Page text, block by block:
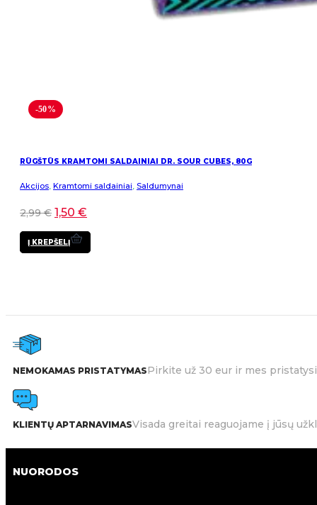
-50%
RŪGŠTŪS KRAMTOMI SALDAINIAI DR. SOUR CUBES, 80G
Akcijos Kramtomi saldainiai Saldumynai
2,99€ 1,50 €
Į KREPŠELĮ
NEMOKAMAS PRISTATYMASPirkite už 30 eur ir mes
KLIENTŲ APTARNAVIMASVisada greitai reaguojame į jūsų
NUORODOS